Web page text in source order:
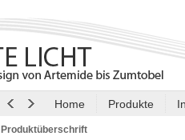
Home Produkte
Produktüberschrift